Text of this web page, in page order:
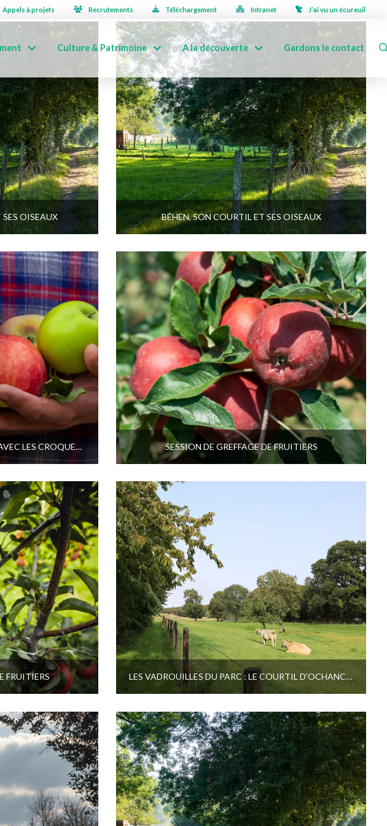
Appels à projets Recrutements Téléchargement Intranet J’ai vu un écureuil
Culture & Patrimoine A la découverte Gardons le contact
OISEAUX BÉHEN, SON COURTIL ET SES OISEAUX
DÉCOUVREZ L’ART DE LA GREFFE AVEC LES CROQUEURS DE POMMES ! SESSION DE GREFFAGE DE FRUITIERS
FRUITIERS LES VADROUILLES DU PARC : LE COURTIL D’OCHANCOURT